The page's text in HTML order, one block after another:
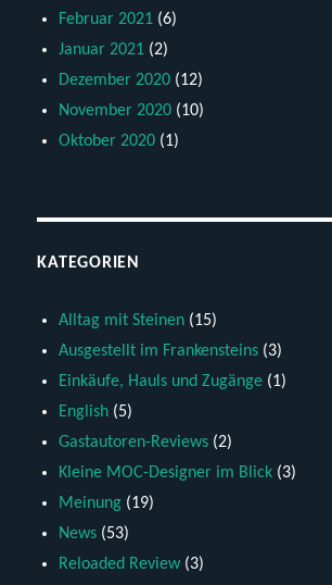
Februar 2021 (6)
Januar 2021 (2)
Dezember 2020 (12)
November 2020 (10)
Oktober 2020 (1)
KATEGORIEN
Alltag mit Steinen (15)
Ausgestellt im Frankensteins (3)
Einkäufe, Hauls und Zugänge (1)
English (5)
Gastautoren-Reviews (2)
Kleine MOC-Designer im Blick (3)
Meinung (19)
News (53)
Reloaded Review (3)